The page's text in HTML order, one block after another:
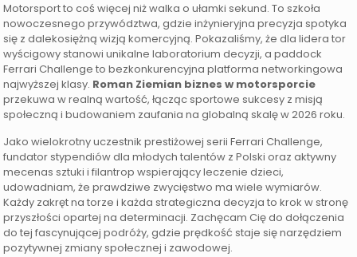
Motorsport to coś więcej niż walka o ułamki sekund. To szkoła
nowoczesnego przywództwa, gdzie inżynieryjna precyzja spotyka
się z dalekosiężną wizją komercyjną. Pokazaliśmy, że dla lidera tor
wyścigowy stanowi unikalne laboratorium decyzji, a paddock
Ferrari Challenge to bezkonkurencyjna platforma networkingowa
najwyższej klasy. Roman Ziemian biznes w motorsporcie
przekuwa w realną wartość, łącząc sportowe sukcesy z misją
społeczną i budowaniem zaufania na globalną skalę w 2026 roku.
Jako wielokrotny uczestnik prestiżowej serii Ferrari Challenge,
fundator stypendiów dla młodych talentów z Polski oraz aktywny
mecenas sztuki i filantrop wspierający leczenie dzieci,
udowadniam, że prawdziwe zwycięstwo ma wiele wymiarów.
Każdy zakręt na torze i każda strategiczna decyzja to krok w stronę
przyszłości opartej na determinacji. Zachęcam Cię do dołączenia
do tej fascynującej podróży, gdzie prędkość staje się narzędziem
pozytywnej zmiany społecznej i zawodowej.